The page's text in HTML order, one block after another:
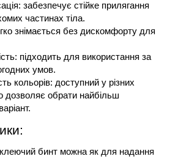
забезпечує стійке прилягання
частинах тіла.
знімається без дискомфорту для
підходить для використання за
умов.
кольорів: доступний у різних
дозволяє обрати найбільш
бинт можна як для надання